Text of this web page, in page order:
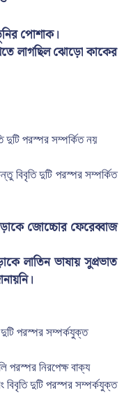
পোশাক।
লাগছিল ঝোড়ো কাকের
পরস্পর সম্পর্কিত নয়
বিবৃতি দুটি পরস্পর সম্পর্কিত
জোচ্চোর ফেরেব্বাজ
লাতিন ভাষায় সুপ্রভাত
পরস্পর সম্পর্কযুক্ত
পরস্পর নিরপেক্ষ বাক্য
দুটি পরস্পর সম্পর্কযুক্ত